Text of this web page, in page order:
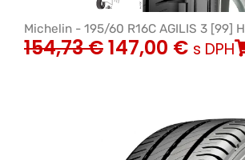
Michelin - 195/60 R16C AGILIS 3 [99] H
154,73€147,00 € s DPH